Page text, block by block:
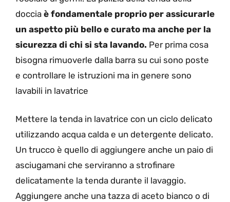
doccia è fondamentale proprio per assicurarle
un aspetto più bello e curato ma anche per la
sicurezza di chi si sta lavando. Per prima cosa
bisogna rimuoverle dalla barra su cui sono poste
e controllare le istruzioni ma in genere sono
lavabili in lavatrice
Mettere la tenda in lavatrice con un ciclo delicato
utilizzando acqua calda e un detergente delicato.
Un trucco è quello di aggiungere anche un paio di
asciugamani che serviranno a strofinare
delicatamente la tenda durante il lavaggio.
Aggiungere anche una tazza di aceto bianco o di